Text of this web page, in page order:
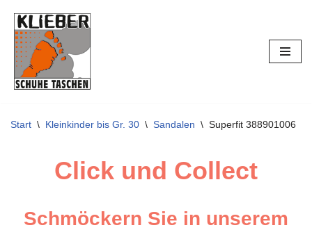
Zum
Inhalt
springen
Start \ Kleinkinder bis Gr. 30 \ Sandalen \ Superfit 388901006
Click und Collect
Schmöckern Sie in unserem